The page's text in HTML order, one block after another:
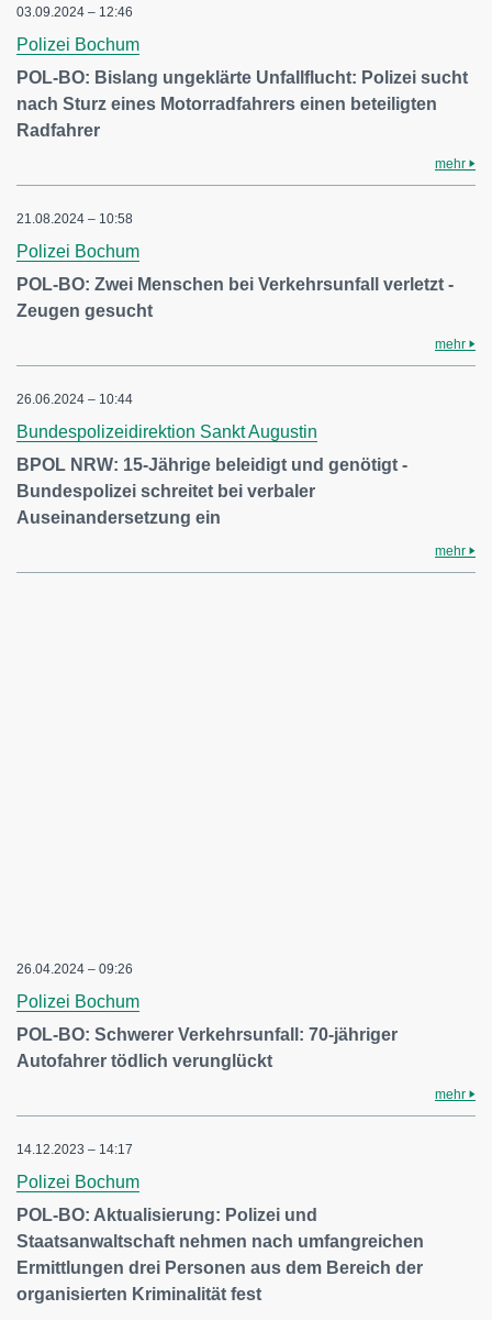
03.09.2024 – 12:46
Polizei Bochum
POL-BO: Bislang ungeklärte Unfallflucht: Polizei sucht
nach Sturz eines Motorradfahrers einen beteiligten
Radfahrer
mehr
21.08.2024 – 10:58
Polizei Bochum
POL-BO: Zwei Menschen bei Verkehrsunfall verletzt -
Zeugen gesucht
mehr
26.06.2024 – 10:44
Bundespolizeidirektion Sankt Augustin
BPOL NRW: 15-Jährige beleidigt und genötigt -
Bundespolizei schreitet bei verbaler
Auseinandersetzung ein
mehr
26.04.2024 – 09:26
Polizei Bochum
POL-BO: Schwerer Verkehrsunfall: 70-jähriger
Autofahrer tödlich verunglückt
mehr
14.12.2023 – 14:17
Polizei Bochum
POL-BO: Aktualisierung: Polizei und
Staatsanwaltschaft nehmen nach umfangreichen
Ermittlungen drei Personen aus dem Bereich der
organisierten Kriminalität fest